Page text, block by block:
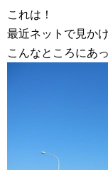
これは！
最近ネットで見か
こんなところにあ